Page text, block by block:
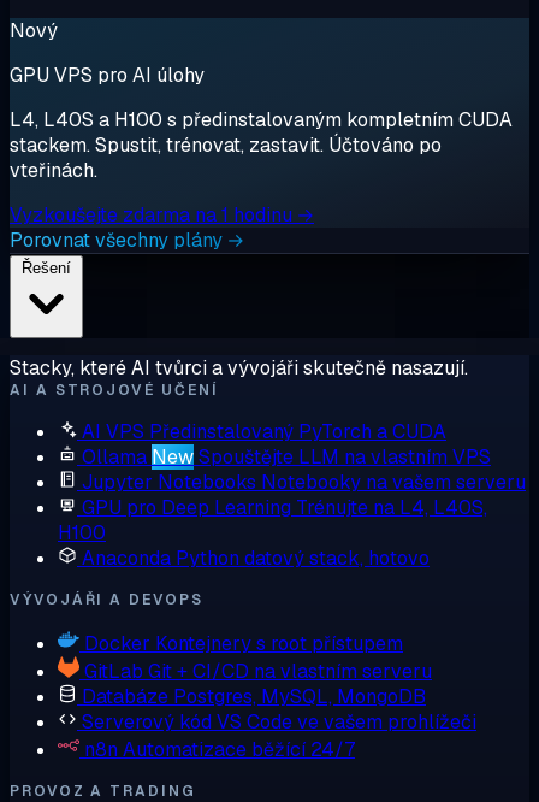
Nový
GPU VPS pro AI úlohy
L4, L40S a H100 s předinstalovaným kompletním CUDA
stackem. Spustit, trénovat, zastavit. Účtováno po
vteřinách.
Vyzkoušejte zdarma na 1 hodinu →
Porovnat všechny plány →
Stacky, které AI tvůrci a vývojáři skutečně nasazují.
AI A STROJOVÉ UČENÍ
AI VPS Předinstalovaný PyTorch a CUDA
Ollama NewSpouštějte LLM na vlastním VPS
Jupyter Notebooks Notebooky na vašem serveru
GPU pro Deep Learning Trénujte na L4, L40S,
H100
Anaconda Python datový stack, hotovo
VÝVOJÁŘI A DEVOPS
Docker Kontejnery s root přístupem
GitLab Git + CI/CD na vlastním serveru
Databáze Postgres, MySQL, MongoDB
Serverový kód VS Code ve vašem prohlížeči
n8n Automatizace běžící 24/7
PROVOZ A TRADING